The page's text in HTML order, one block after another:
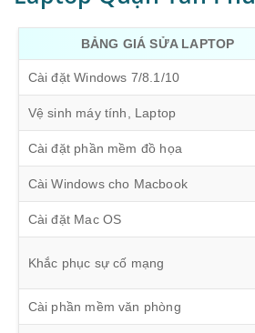
BẢNG GIÁ SỬA LAPTOP
Cài đặt Windows 7/8.1/10
Vệ sinh máy tính, Laptop
Cài đặt phần mềm đồ họa
Cài Windows cho Macbook
Cài đặt Mac OS
Khắc phục sự cố mạng
Cài phần mềm văn phòng